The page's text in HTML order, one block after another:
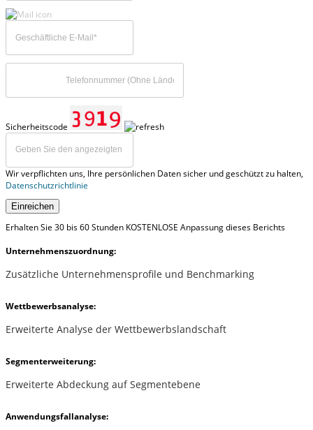
Sicherheitscode
Wir verpflichten uns, Ihre persönlichen Daten sicher und geschützt zu halten,
Datenschutzrichtlinie
Einreichen
Erhalten Sie 30 bis 60 Stunden KOSTENLOSE Anpassung dieses Berichts
Unternehmenszuordnung:
Zusätzliche Unternehmensprofile und Benchmarking
Wettbewerbsanalyse:
Erweiterte Analyse der Wettbewerbslandschaft
Segmenterweiterung:
Erweiterte Abdeckung auf Segmentebene
Anwendungsfallanalyse: